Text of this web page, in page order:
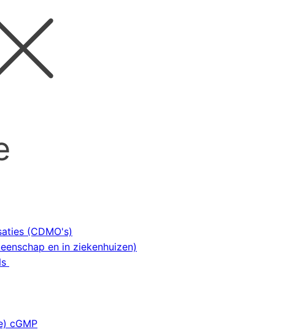
(CDMO's)
en in ziekenhuizen)
cGMP